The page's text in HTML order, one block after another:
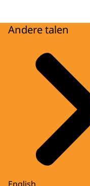
Andere talen